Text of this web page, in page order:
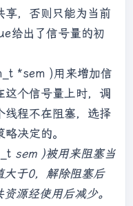
= rand()
i = 0; i <
p(semid
printf(" [消费
%d\n",
NULL));
v(semid
}
}      else
while(1)
始生产...\n");
享，否则只能为当前
给出了信号量的初
*sem )用来增加信
个信号量上时，调
线程不在阻塞，选择
决定的。
sem )被用来阻塞当
大于0，解除阻塞后
源经使用后减少。